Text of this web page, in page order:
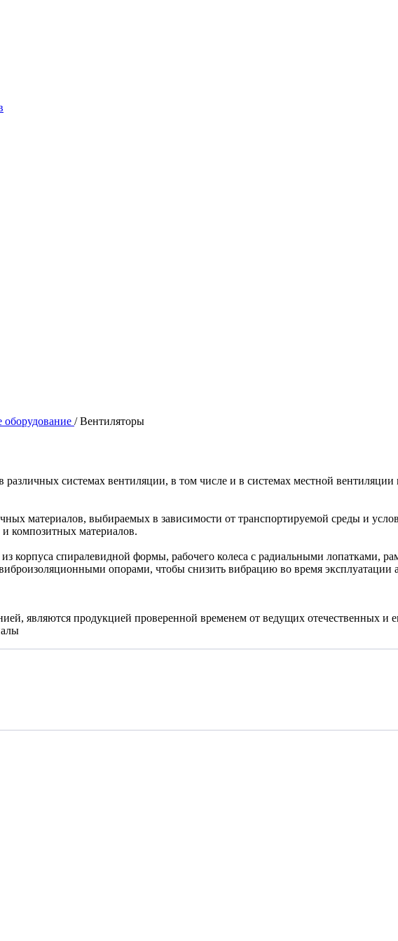
/ Вентиляторы
системах вентиляции, в том числе и в системах местной
материалов, выбираемых в зависимости от транспортируемой среды и
композитных материалов.
корпуса спиралевидной формы, рабочего колеса с радиальными лопатками,
опорами, чтобы снизить вибрацию во время эксплуатации
являются продукцией проверенной временем от ведущих отечественных и